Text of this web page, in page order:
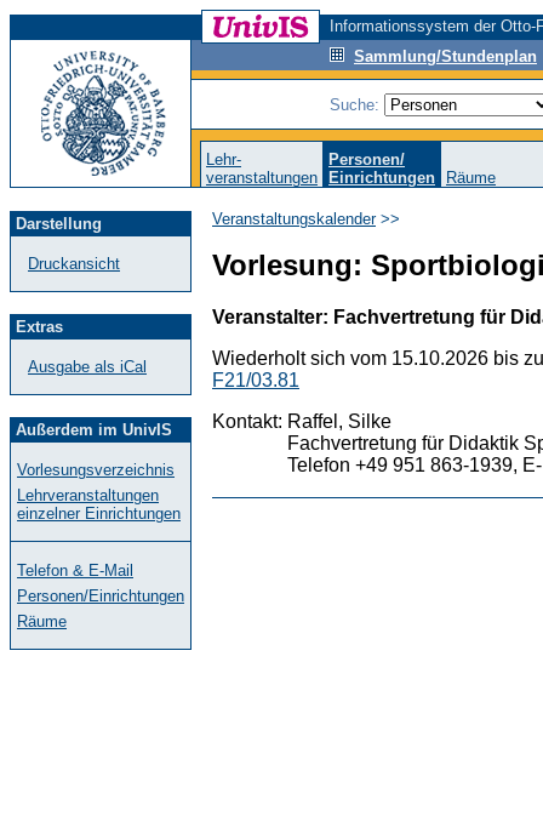
Informationssystem der
Sammlung/Stundenplan
Suche:
Lehr-
veranstaltungen
Personen/
Einrichtungen
Räume
Darstellung
Druckansicht
Extras
Ausgabe als iCal
Außerdem im UnivIS
Vorlesungsverzeichnis
Lehrveranstaltungen
einzelner Einrichtungen
Telefon & E-Mail
Personen/Einrichtungen
Räume
Veranstaltungskalender>>
Vorlesung:
Veranstalter: Fachvertretung für
Wiederholt sich vom 15.10.2026 bis
F21/03.81
Kontakt: Raffel, Silke
Fachvertretung für Didaktik
Telefon +49 951 863-1939,